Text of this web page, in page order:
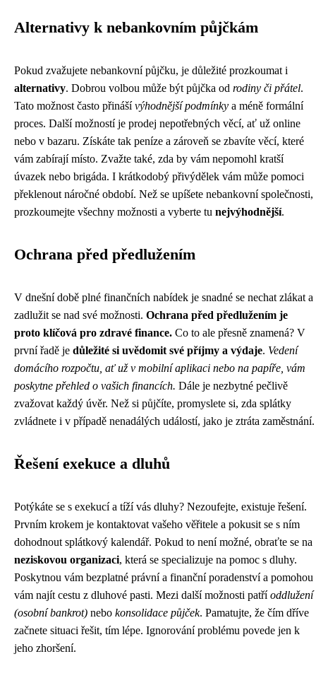
Alternativy k nebankovním půjčkám
Pokud zvažujete nebankovní půjčku, je důležité prozkoumat i
alternativy. Dobrou volbou může být půjčka od rodiny či přátel.
Tato možnost často přinášívýhodnější podmínky a méně formální
proces. Další možností je prodej nepotřebných věcí, ať už online
nebo v bazaru. Získáte tak peníze a zároveň se zbavíte věcí, které
vám zabírají místo. Zvažte také, zda by vám nepomohl kratší
úvazek nebo brigáda. I krátkodobý přivýdělek vám může pomoci
překlenout náročné období. Než se upíšete nebankovní společnosti,
prozkoumejte všechny možnosti a vyberte tu nejvýhodnější.
Ochrana před předlužením
V dnešní době plné finančních nabídek je snadné se nechat zlákat a
zadlužit se nad své možnosti. Ochrana před předlužením je
proto klíčová pro zdravé finance. Co to ale přesně znamená? V
první řadě je důležité si uvědomit své příjmy a výdaje. Vedení
domácího rozpočtu, ať už v mobilní aplikaci nebo na papíře, vám
poskytne přehled o vašich financích. Dále je nezbytné pečlivě
zvažovat každý úvěr. Než si půjčíte, promyslete si, zda splátky
zvládnete i v případě nenadálých událostí, jako je ztráta zaměstnání.
Řešení exekuce a dluhů
Potýkáte se s exekucí a tíží vás dluhy? Nezoufejte, existuje řešení.
Prvním krokem je kontaktovat vašeho věřitele a pokusit se s ním
dohodnout splátkový kalendář. Pokud to není možné, obraťte se na
neziskovou organizaci, která se specializuje na pomoc s dluhy.
Poskytnou vám bezplatné právní a finanční poradenství a pomohou
vám najít cestu z dluhové pasti. Mezi další možnosti patříoddlužení
(osobní bankrot) nebo konsolidace půjček. Pamatujte, že čím dříve
začnete situaci řešit, tím lépe. Ignorování problému povede jen k
jeho zhoršení.